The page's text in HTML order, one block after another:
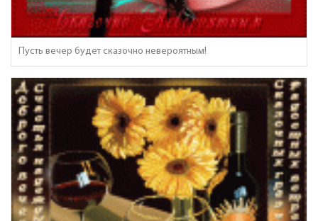
Пусть вечер будет сказочно невероятным!